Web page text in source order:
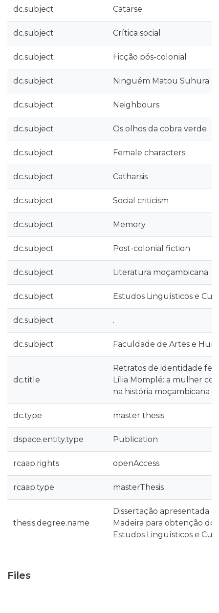
dc.subject Catarse
dc.subject Crítica social
dc.subject Ficção pós-colonial
dc.subject Ninguém Matou Suhura
dc.subject Neighbours
dc.subject Os olhos da cobra verde
dc.subject Female characters
dc.subject Catharsis
dc.subject Social criticism
dc.subject Memory
dc.subject Post-colonial fiction
dc.subject Literatura moçambicana
dc.subject Estudos Linguísticos e
dc.subject .
dc.subject Faculdade de Artes e
dc.title
Retratos de identidade
Lília Momplé: a mulher
na história moçambicana
dc.type master thesis
dspace.entity.type Publication
rcaap.rights openAccess
rcaap.type masterThesis
thesis.degree.name
Dissertação apresentada à
Madeira para obtenção
Estudos Linguísticos e
Files